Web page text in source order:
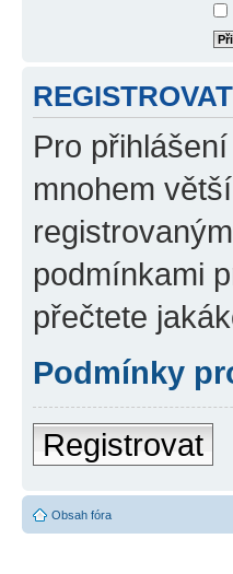
REGISTROVAT
Pro
mnohem
podmínkami
přečtete
Podmínky
Registrovat
Obsah fóra